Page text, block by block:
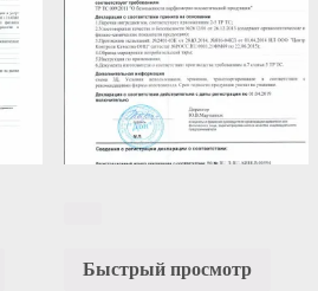
Быстрый просмотр